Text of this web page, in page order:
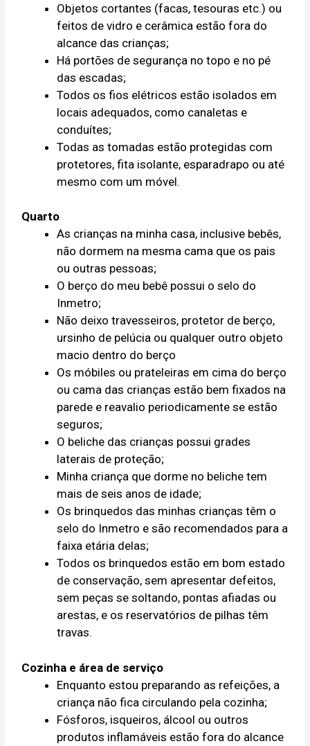
Objetos cortantes (facas, tesouras etc.) ou
feitos de vidro e cerâmica estão fora do
alcance das crianças;
Há portões de segurança no topo e no pé
das escadas;
Todos os fios elétricos estão isolados em
locais adequados, como canaletas e
conduítes;
Todas as tomadas estão protegidas com
protetores, fita isolante, esparadrapo ou até
mesmo com um móvel.
Quarto
As crianças na minha casa, inclusive bebês,
não dormem na mesma cama que os pais
ou outras pessoas;
O berço do meu bebê possui o selo do
Inmetro;
Não deixo travesseiros, protetor de berço,
ursinho de pelúcia ou qualquer outro objeto
macio dentro do berço
Os móbiles ou prateleiras em cima do berço
ou cama das crianças estão bem fixados na
parede e reavalio periodicamente se estão
seguros;
O beliche das crianças possui grades
laterais de proteção;
Minha criança que dorme no beliche tem
mais de seis anos de idade;
Os brinquedos das minhas crianças têm o
selo do Inmetro e são recomendados para a
faixa etária delas;
Todos os brinquedos estão em bom estado
de conservação, sem apresentar defeitos,
sem peças se soltando, pontas afiadas ou
arestas, e os reservatórios de pilhas têm
travas.
Cozinha e área de serviço
Enquanto estou preparando as refeições, a
criança não fica circulando pela cozinha;
Fósforos, isqueiros, álcool ou outros
produtos inflamáveis estão fora do alcance